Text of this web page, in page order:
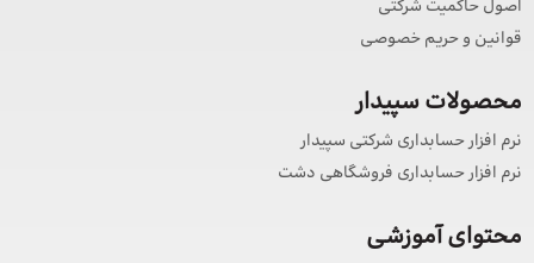
اصول حاکمیت شرکتی
قوانین و حریم خصوصی
محصولات سپیدار
نرم افزار حسابداری شرکتی سپیدار
نرم افزار حسابداری فروشگاهی دشت
محتوای آموزشی